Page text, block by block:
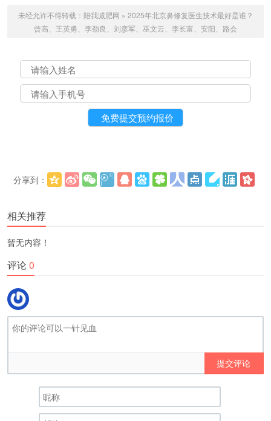
未经允许不得转载： 陪我减肥网 » 2025年北京鼻修复医生技术最好是谁？
曾高、王英勇、李劲良、刘彦军、巫文云、李长富、安阳、路会
分享到：
相关推荐
暂无内容！
评论0
提交评论